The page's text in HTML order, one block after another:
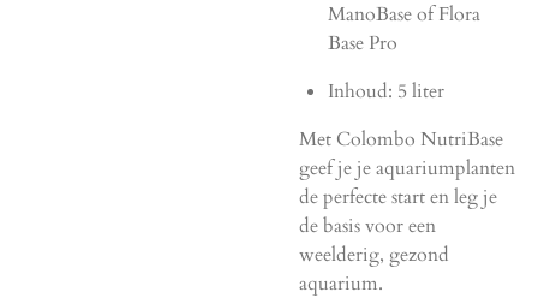
ManoBase of Flora
Base Pro
Inhoud: 5 liter
Met Colombo NutriBase
geef je je aquariumplanten
de perfecte start en leg je
de basis voor een
weelderig, gezond
aquarium.